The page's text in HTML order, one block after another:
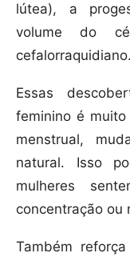
lútea), a
volume do
cefalorraquidiano.
Essas
feminino é
menstrual,
natural. Isso
mulheres
concentração ou
Também